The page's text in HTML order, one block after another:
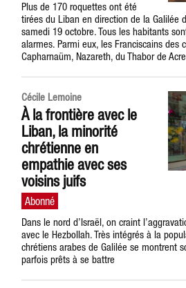
Plus de 170 roquettes ont été
tirées du Liban en direction de la Galilée
samedi 19 octobre. Tous les habitants
alarmes. Parmi eux, les Franciscains des
Capharnaüm, Nazareth, du Thabor de
Cécile Lemoine
À la frontière avec le
Liban, la minorité
chrétienne en
empathie avec ses
voisins juifs
Dans le nord d’Israël, on craint
avec le Hezbollah. Très intégrés à la
chrétiens arabes de Galilée se montrent
parfois prêts à se battre